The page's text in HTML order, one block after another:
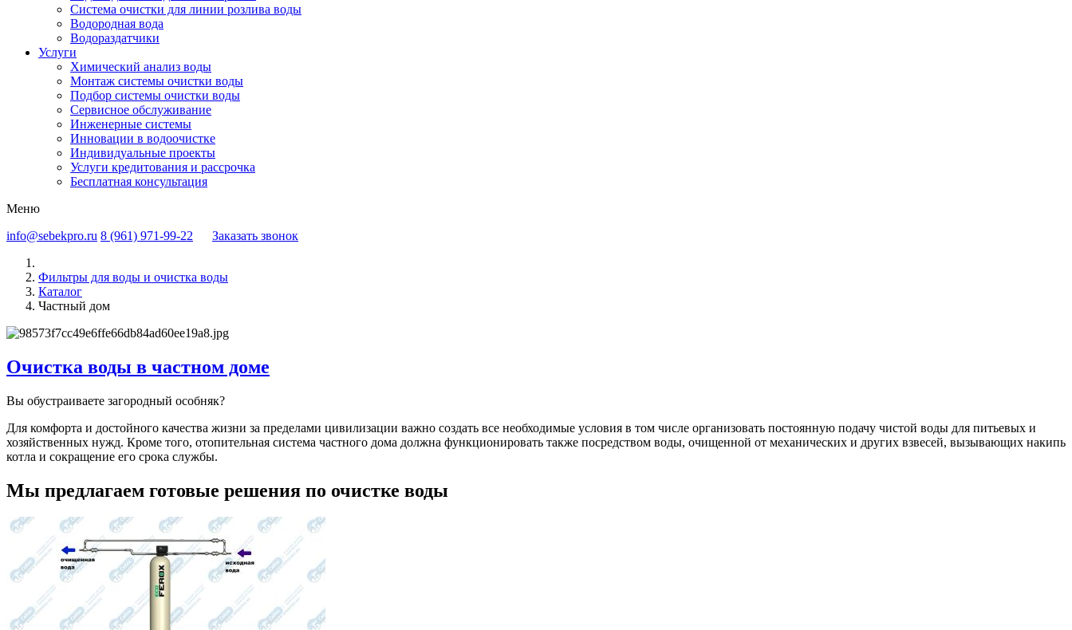
Система очистки для линии розлива воды
Водородная вода
Водораздатчики
Услуги
Химический анализ воды
Монтаж системы очистки воды
Подбор системы очистки воды
Сервисное обслуживание
Инженерные системы
Инновации в водоочистке
Индивидуальные проекты
Услуги кредитования и рассрочка
Бесплатная консультация
Меню
info@sebekpro.ru 8 (961) 971-99-22 Заказать звонок
Фильтры для воды и очистка воды
Каталог
Частный дом
Очистка воды в частном доме
Вы обустраиваете загородный особняк?
Для комфорта и достойного качества жизни за пределами цивилизации важно создать все необходимые условия в том числе организовать постоянную подачу чистой воды для питьевых и
хозяйственных нужд. Кроме того, отопительная система частного дома должна функционировать также посредством воды, очищенной от механических и других взвесей, вызывающих накипь
котла и сокращение его срока службы.
Мы предлагаем готовые решения по очистке воды